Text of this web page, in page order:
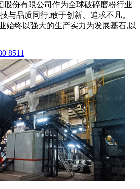
股份有限公司作为全球破碎磨粉行业
与品质同行,敢于创新、追求不凡。
始终以强大的生产实力为发展基石,以
8511